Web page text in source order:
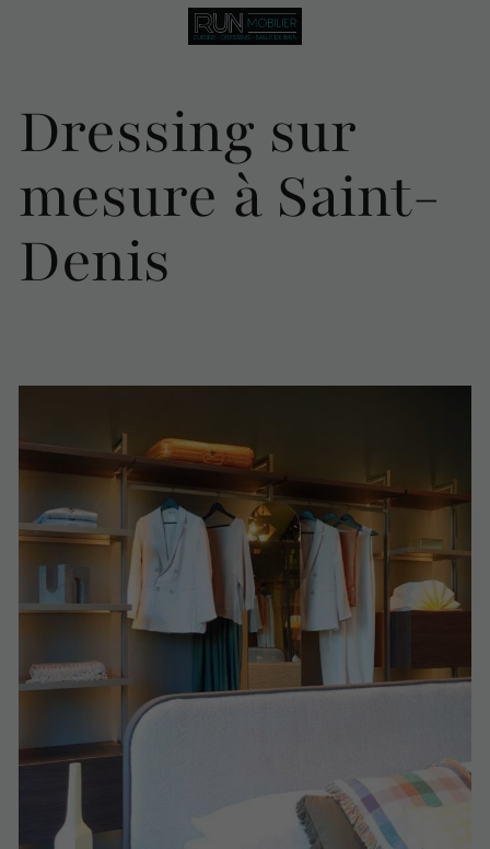
Dressing sur
mesure à Saint-
Denis